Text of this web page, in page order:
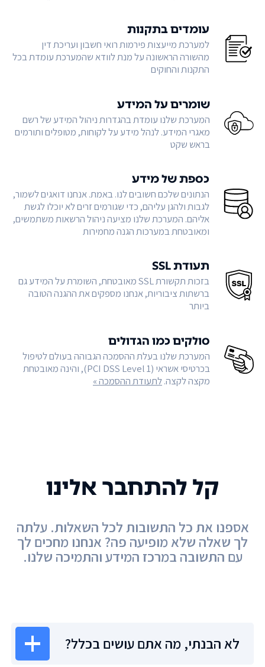
עומדים בתקנות
למערכת מייעצות פירמות רואי חשבון ועריכת דין
מהשורה הראשונה על מנת לוודא שהמערכת עומדת בכל
התקנות והחוקים
שומרים על המידע
המערכת שלנו עומדת בהגדרות ניהול המידע של רשם
מאגרי המידע. לנהל מידע על לקוחות, מטופלים ותורמים
בראש שקט
כספת של מידע
הנתונים שלכם חשובים לנו. באמת. אנחנו דואגים לשמור,
לגבות ולהגן עליהם, כדי שגורמים זרים לא יוכלו לגשת
אליהם. המערכת שלנו מציעה ניהול הרשאות משתמשים,
ומאובטחת במערכות הגנה מחמירות
תעודת SSL
בזכות תקשורת SSL מאובטחת, השומרת על המידע גם
ברשתות ציבוריות, אנחנו מספקים את ההגנה הטובה
ביותר
סולקים כמו הגדולים
המערכת שלנו בעלת ההסמכה הגבוהה בעולם לטיפול
בכרטיסי אשראי (PCI DSS Level 1), והינה מאובטחת
מקצה לקצה.לתעודת ההסמכה »
לא הבנתי, מה אתם עושים בכלל?
קל להתחבר אלינו
אספנו את כל התשובות לכל השאלות. עלתה
לך שאלה שלא מופיעה פה? אנחנו מחכים לך
עם התשובה במרכז המידע והתמיכה שלנו.